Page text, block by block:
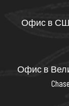
Офис в США:
Офис в